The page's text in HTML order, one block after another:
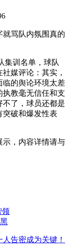
骂队内氛围真的
集训名单，球队
媒评论：其实，
临的舆论环境太差
执教毫无信任和支
了，球员还都是
突破和爆发性表
示，内容详情请与
领
告密成为关键！